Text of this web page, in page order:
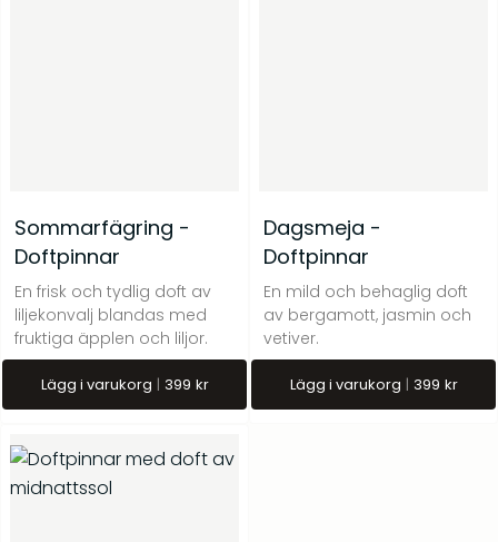
Sommarfägring -
Doftpinnar
En frisk och tydlig doft av
liljekonvalj blandas med
fruktiga äpplen och liljor.
Lägg i varukorg 399 kr
Dagsmeja -
Doftpinnar
En mild och behaglig doft
av bergamott, jasmin och
vetiver.
Lägg i varukorg 399 kr